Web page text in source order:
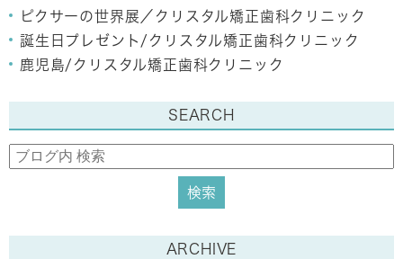
ピクサーの世界展／クリスタル矯正歯科クリニック
誕生日プレゼント/クリスタル矯正歯科クリニック
鹿児島/クリスタル矯正歯科クリニック
SEARCH
ARCHIVE